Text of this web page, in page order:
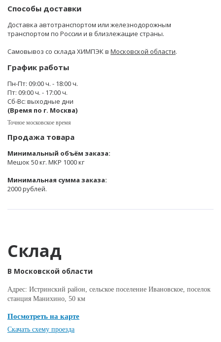
Способы доставки
Доставка автотранспортом или железнодорожным
транспортом по России и в близлежащие страны.
Самовывоз со склада ХИМПЭК в Московской области.
График работы
Пн-Пт: 09:00 ч. - 18:00 ч.
Пт: 09:00 ч. - 17:00 ч.
Сб-Вс: выходные дни
(Время по г. Москва)
Точное московское время
Продажа товара
Минимальный объём заказа:
Мешок 50 кг. МКР 1000 кг
Минимальная сумма заказа:
2000 рублей.
Склад
В Московской области
Адрес: Истринский район, сельское поселение Ивановское, поселок
станция Манихино, 50 км
Посмотреть на карте
Скачать схему проезда